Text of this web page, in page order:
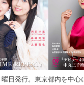
日発行。東京都内を中心